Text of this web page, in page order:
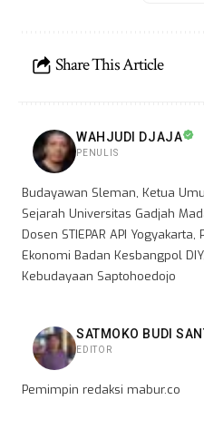
Share This Article
WAHJUDI DJAJA
PENULIS
Budayawan Sleman, Ketua
Sejarah Universitas Gadjah
Dosen STIEPAR API
Ekonomi Badan Kesbangpol
Kebudayaan Saptohoedojo
SATMOKO BUDI
EDITOR
Pemimpin redaksi mabur.co